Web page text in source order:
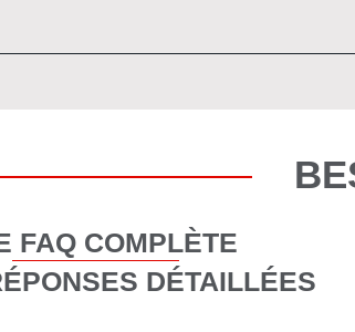
FAQ COMPLÈTE
DÉTAILLÉES